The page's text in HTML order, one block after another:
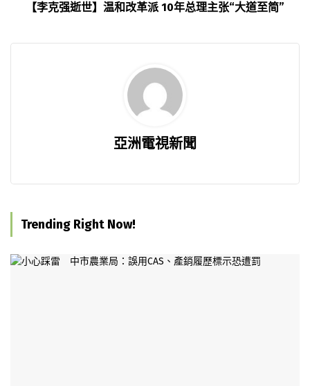
【李克强逝世】温和改革派 10年总理主张“大道至简”
亞洲電視新聞
Trending Right Now!